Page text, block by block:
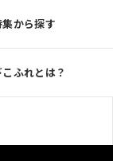
集から探す
ふれとは？